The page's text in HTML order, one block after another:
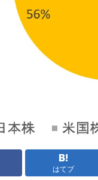
はてブ